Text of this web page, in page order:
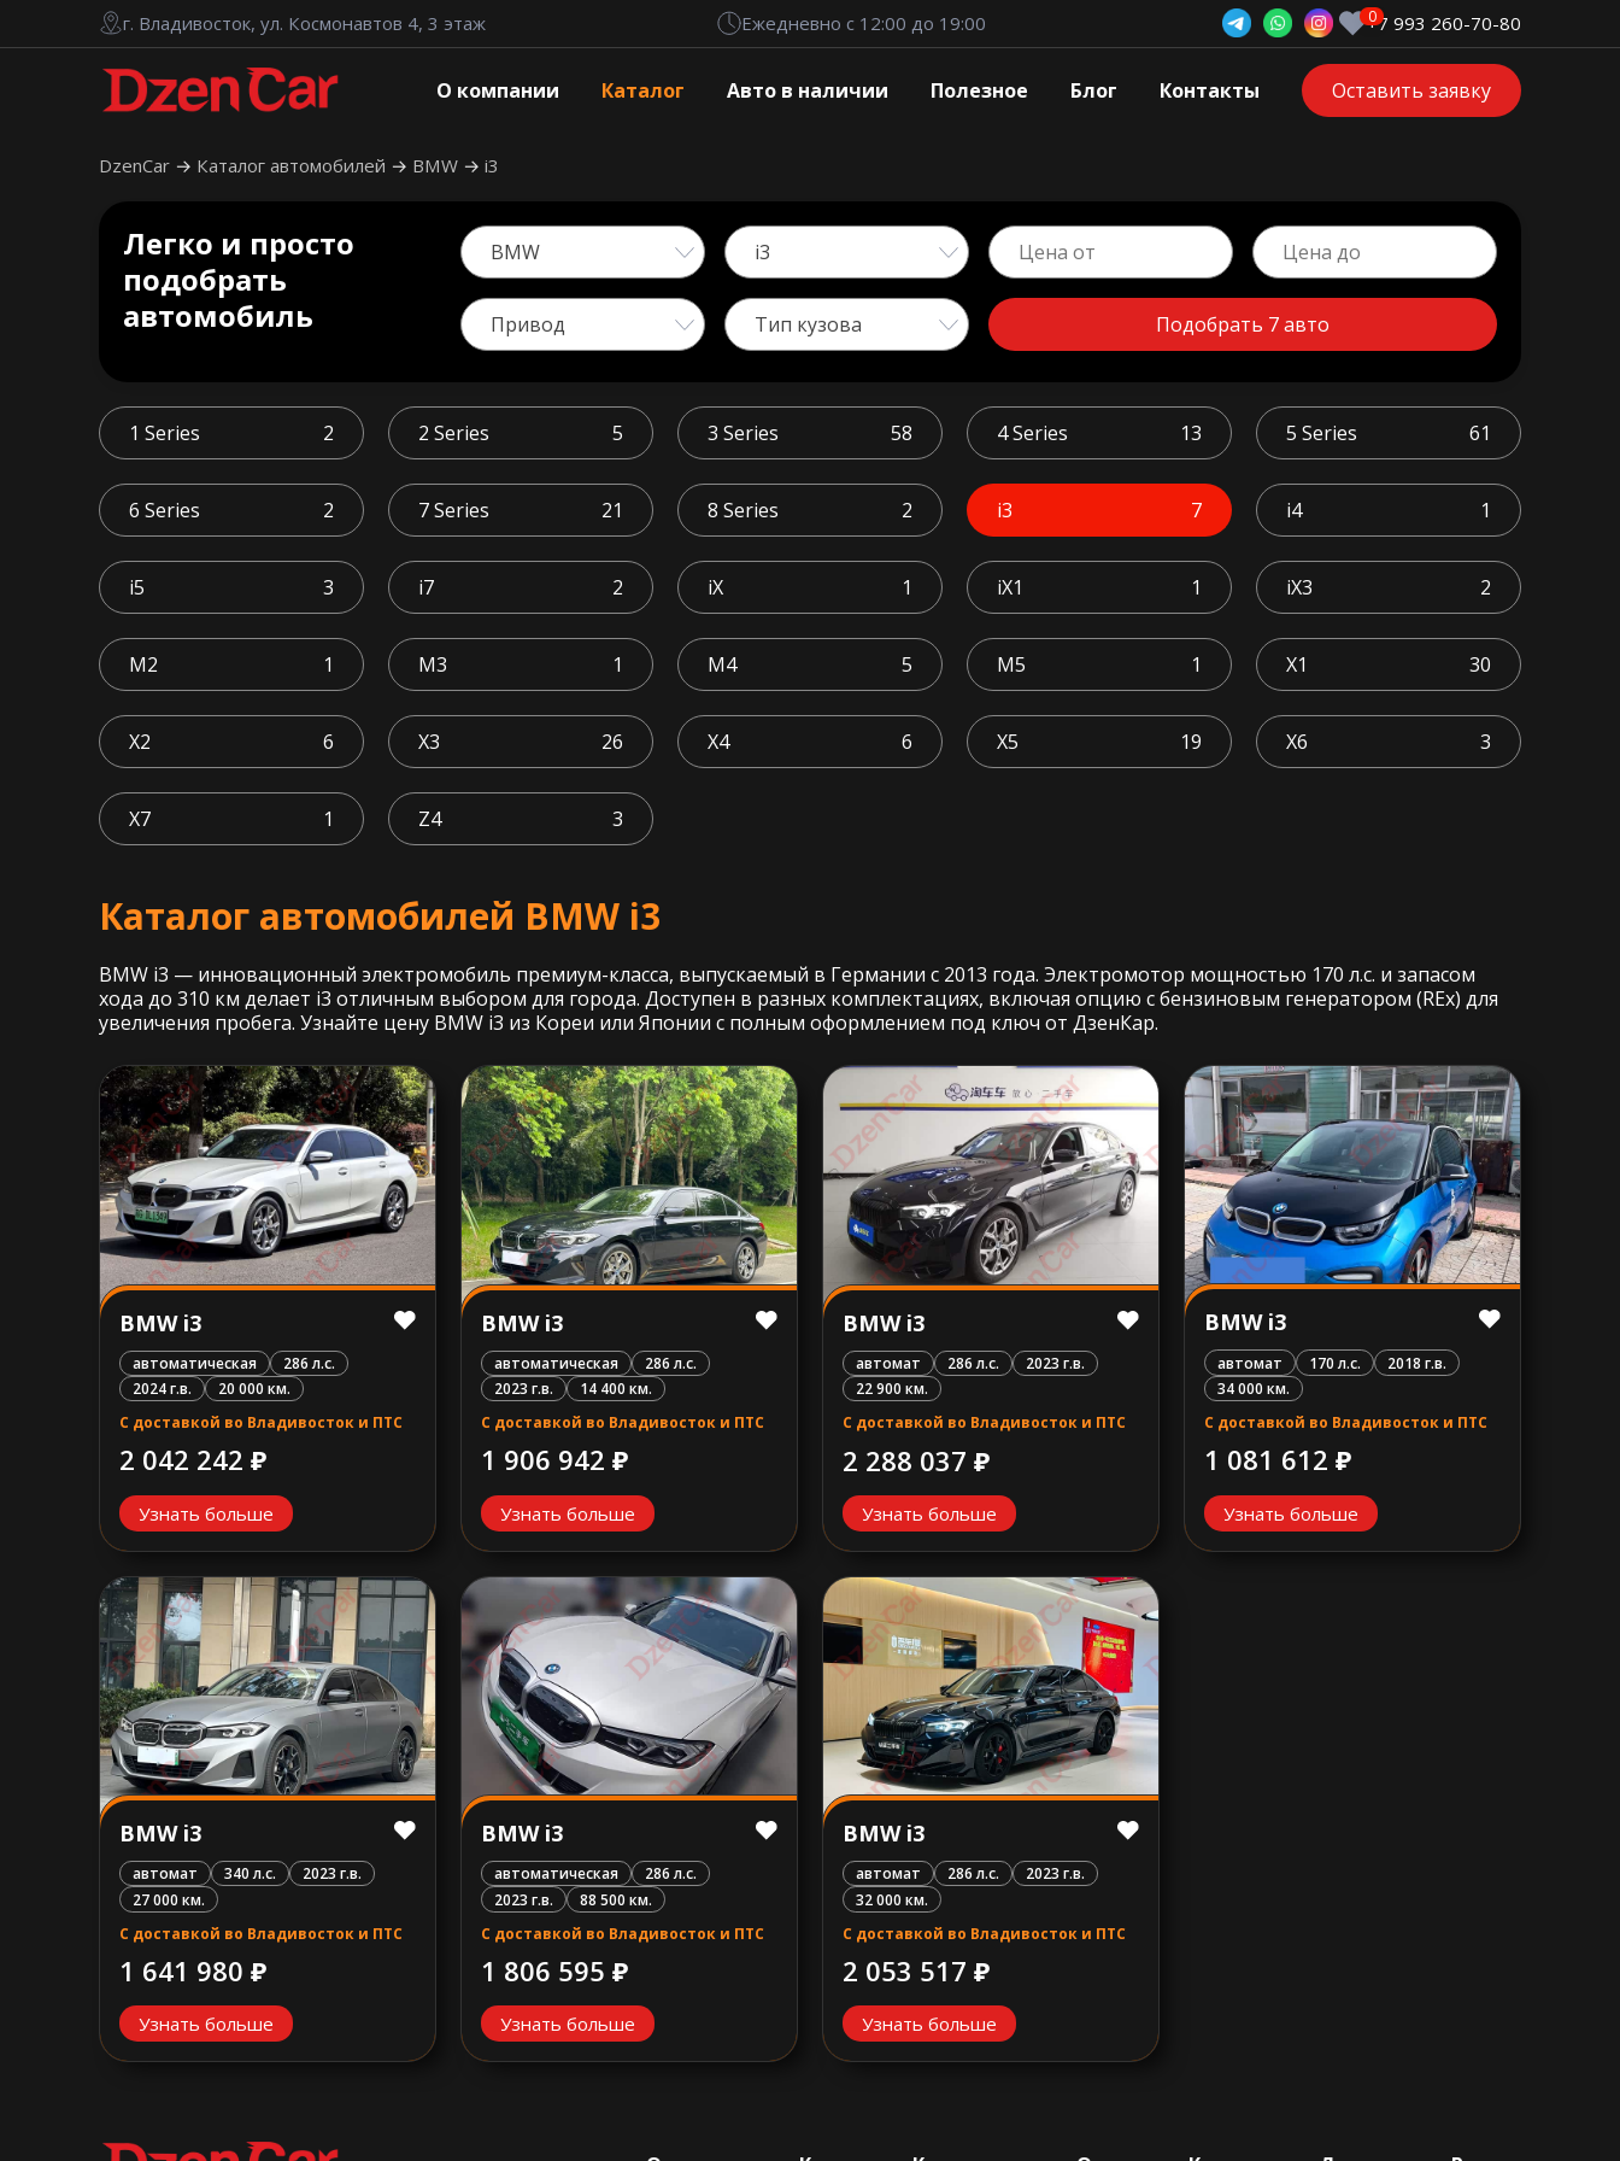
г. Владивосток, ул. Космонавтов 4, 3 этаж Ежедневно с 12:00 до 19:00 +7 993 260-70-80
О компании Каталог Авто в наличии Полезное Блог Контакты Оставить заявку
DzenCar Каталог автомобилей BMW i3
Легко и просто
подобрать
автомобиль
BMW i3
Привод Тип кузова Подобрать 7 авто
1 Series 2 2 Series 5 3 Series 58 4 Series 13 5 Series 61
6 Series 2 7 Series 21 8 Series 2 i3 7 i4 1
i5 3 i7 2 iX 1 iX1 1 iX3 2
M2 1 M3 1 M4 5 M5 1 X1 30
X2 6 X3 26 X4 6 X5 19 X6 3
X7 1 Z4 3
Каталог автомобилей BMW i3
BMW i3 — инновационный электромобиль премиум-класса, выпускаемый в Германии с 2013 года. Электромотор мощностью 170 л.с. и запасом
хода до 310 км делает i3 отличным выбором для города. Доступен в разных комплектациях, включая опцию с бензиновым генератором (REx) для
увеличения пробега. Узнайте цену BMW i3 из Кореи или Японии с полным оформлением под ключ от ДзенКар.
BMW i3
автоматическая
286 л.с.
2024 г.в.
20 000 км.
С доставкой во Владивосток и ПТС
2 042 242 ₽
Узнать больше
BMW i3
автоматическая
286 л.с.
2023 г.в.
14 400 км.
С доставкой во Владивосток и ПТС
1 906 942 ₽
Узнать больше
BMW i3
автомат 286 л.с.
2023 г.в.
22 900 км.
С доставкой во Владивосток и ПТС
2 288 037 ₽
Узнать больше
BMW i3
автомат 170 л.с.
2018 г.в.
34 000 км.
С доставкой во Владивосток и ПТС
1 081 612 ₽
Узнать больше
BMW i3
автомат 340 л.с.
2023 г.в.
27 000 км.
С доставкой во Владивосток и ПТС
1 641 980 ₽
Узнать больше
BMW i3
автоматическая
286 л.с.
2023 г.в.
88 500 км.
С доставкой во Владивосток и ПТС
1 806 595 ₽
Узнать больше
BMW i3
автомат 286 л.с.
2023 г.в.
32 000 км.
С доставкой во Владивосток и ПТС
2 053 517 ₽
Узнать больше